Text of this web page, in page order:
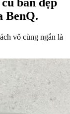
BenQ.
vô cùng ngắn là